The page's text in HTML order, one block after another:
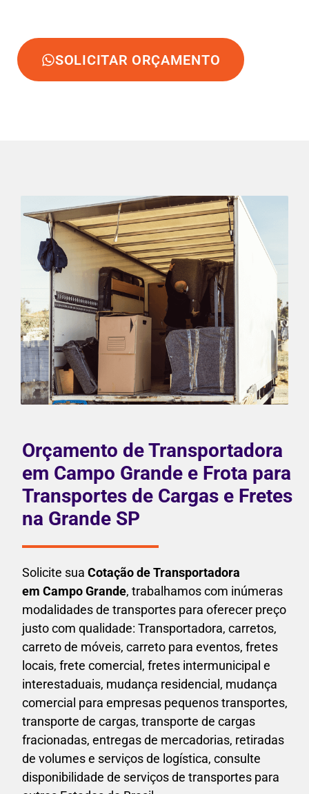
SOLICITAR ORÇAMENTO
Orçamento de Transportadora
em Campo Grande e Frota para
Transportes de Cargas e Fretes
na Grande SP
Solicite sua Cotação de Transportadora
em Campo Grande, trabalhamos com inúmeras
modalidades de transportes para oferecer preço
justo com qualidade: Transportadora, carretos,
carreto de móveis, carreto para eventos, fretes
locais, frete comercial, fretes intermunicipal e
interestaduais, mudança residencial, mudança
comercial para empresas pequenos transportes,
transporte de cargas, transporte de cargas
fracionadas, entregas de mercadorias, retiradas
de volumes e serviços de logística, consulte
disponibilidade de serviços de transportes para